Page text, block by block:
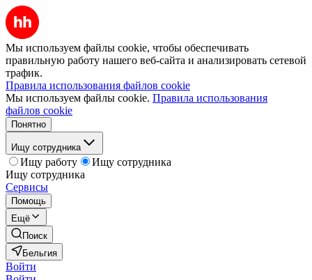
Мы используем файлы cookie, чтобы обеспечивать
правильную работу нашего веб-сайта и анализировать сетевой
трафик.
Правила использования файлов cookie
Мы используем файлы cookie. Правила использования
файлов cookie
Понятно
Ищу сотрудника
Ищу работу
Ищу сотрудника
Ищу сотрудника
Сервисы
Помощь
Ещё
Поиск
Бельгия
Войти